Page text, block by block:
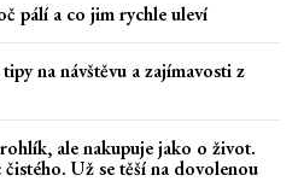
pálí a co jim rychle uleví
na návštěvu a zajímavosti z
ale nakupuje jako o život.
Už se těší na dovolenou